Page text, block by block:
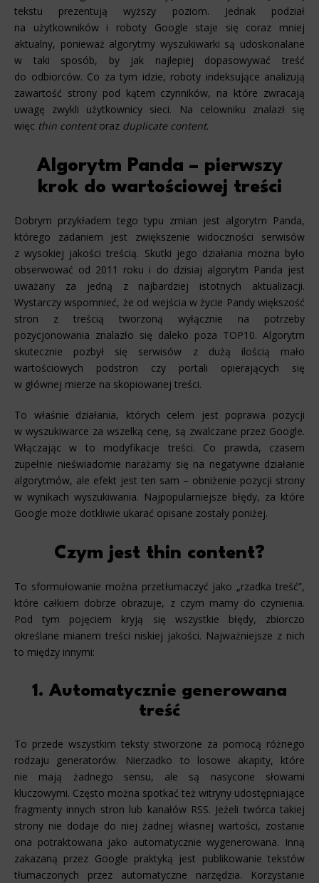
tekstu prezentują wyższy poziom. Jednak podział
na użytkowników i roboty Google staje się coraz mniej
aktualny, ponieważ algorytmy wyszukiwarki są udoskonalane
w taki sposób, by jak najlepiej dopasowywać treść
do odbiorców. Co za tym idzie, roboty indeksujące analizują
zawartość strony pod kątem czynników, na które zwracają
uwagę zwykli użytkownicy sieci. Na celowniku znalazł się
więc thin content oraz duplicate content.
Algorytm Panda – pierwszy
krok do wartościowej treści
Dobrym przykładem tego typu zmian jest algorytm Panda,
którego zadaniem jest zwiększenie widoczności serwisów
z wysokiej jakości treścią. Skutki jego działania można było
obserwować od 2011 roku i do dzisiaj algorytm Panda jest
uważany za jedną z najbardziej istotnych aktualizacji.
Wystarczy wspomnieć, że od wejścia w życie Pandy większość
stron z treścią tworzoną wyłącznie na potrzeby
pozycjonowania znalazło się daleko poza TOP10. Algorytm
skutecznie pozbył się serwisów z dużą ilością mało
wartościowych podstron czy portali opierających się
w głównej mierze na skopiowanej treści.
To właśnie działania, których celem jest poprawa pozycji
w wyszukiwarce za wszelką cenę, są zwalczane przez Google.
Włączając w to modyfikacje treści. Co prawda, czasem
zupełnie nieświadomie narażamy się na negatywne działanie
algorytmów, ale efekt jest ten sam – obniżenie pozycji strony
w wynikach wyszukiwania. Najpopularniejsze błędy, za które
Google może dotkliwie ukarać opisane zostały poniżej.
Czym jest thin content?
To sformułowanie można przetłumaczyć jako „rzadka treść”,
które całkiem dobrze obrazuje, z czym mamy do czynienia.
Pod tym pojęciem kryją się wszystkie błędy, zbiorczo
określane mianem treści niskiej jakości. Najważniejsze z nich
to między innymi:
1. Automatycznie generowana
treść
To przede wszystkim teksty stworzone za pomocą różnego
rodzaju generatorów. Nierzadko to losowe akapity, które
nie mają żadnego sensu, ale są nasycone słowami
kluczowymi. Często można spotkać też witryny udostępniające
fragmenty innych stron lub kanałów RSS. Jeżeli twórca takiej
strony nie dodaje do niej żadnej własnej wartości, zostanie
ona potraktowana jako automatycznie wygenerowana. Inną
zakazaną przez Google praktyką jest publikowanie tekstów
tłumaczonych przez automatyczne narzędzia. Korzystanie